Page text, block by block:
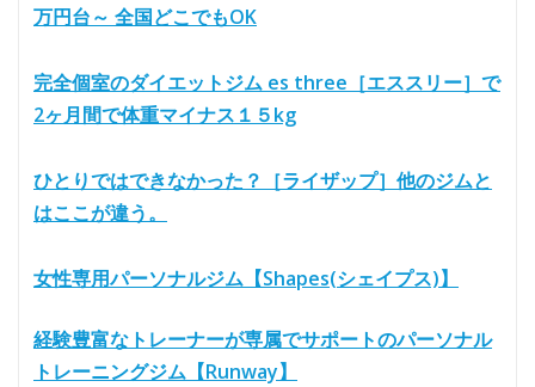
万円台～ 全国どこでもOK
完全個室のダイエットジム es three［エススリー］で
2ヶ月間で体重マイナス１５kg
ひとりではできなかった？［ライザップ］他のジムと
はここが違う。
女性専用パーソナルジム【Shapes(シェイプス)】
経験豊富なトレーナーが専属でサポートのパーソナル
トレーニングジム【Runway】